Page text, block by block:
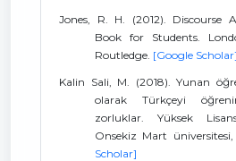
Jones, R. H. (2012). Discourse
Book for Students.
Routledge. [Google Scholar]
Kalin Sali, M. (2018). Yunan
olarak Türkçeyi
zorluklar. Yüksek
Onsekiz Mart üniversitesi,
Scholar]